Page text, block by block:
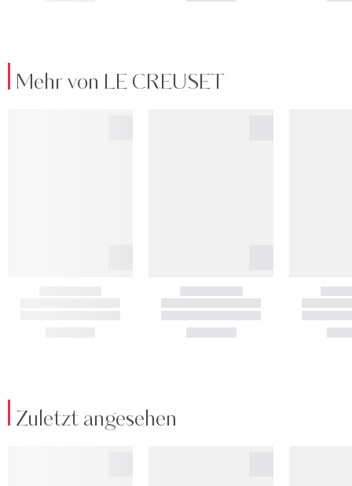
Mehr von LE CREUSET
Zuletzt angesehen